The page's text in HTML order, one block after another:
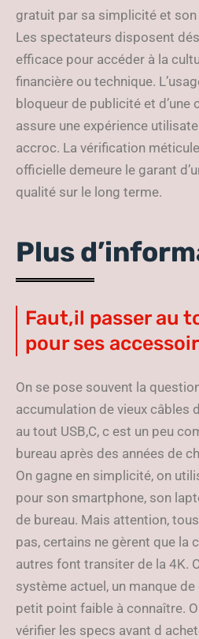
gratuit par sa simplicité et
Les spectateurs disposent
efficace pour accéder à la
financière ou technique.
bloqueur de publicité et d’une
assure une expérience
accroc. La vérification
officielle demeure le garant
qualité sur le long terme.
Plus
Faut,il passer au
pour ses
On se pose souvent la
accumulation de vieux câbles
au tout USB,C, c est un peu
bureau après des années de
On gagne en simplicité, on
pour son smartphone, son
de bureau. Mais attention,
pas, certains ne gèrent que la
autres font transiter de la 4K.
système actuel, un manque
petit point faible à connaître.
vérifier les specs avant d